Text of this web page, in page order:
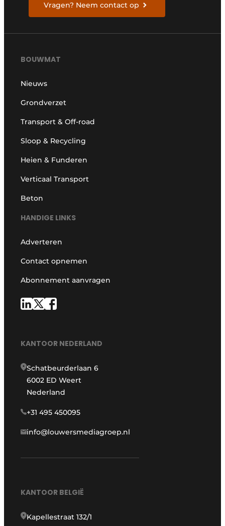
Vragen? Neem contact op
BOUWMAT
Nieuws
Grondverzet
Transport & Off-road
Sloop & Recycling
Heien & Funderen
Verticaal Transport
Beton
HANDIGE LINKS
Adverteren
Contact opnemen
Abonnement aanvragen
KANTOOR NEDERLAND
Schatbeurderlaan 6
6002 ED Weert
Nederland
+31 495 450095
info@louwersmediagroep.nl
KANTOOR BELGIË
Kapellestraat 132/1